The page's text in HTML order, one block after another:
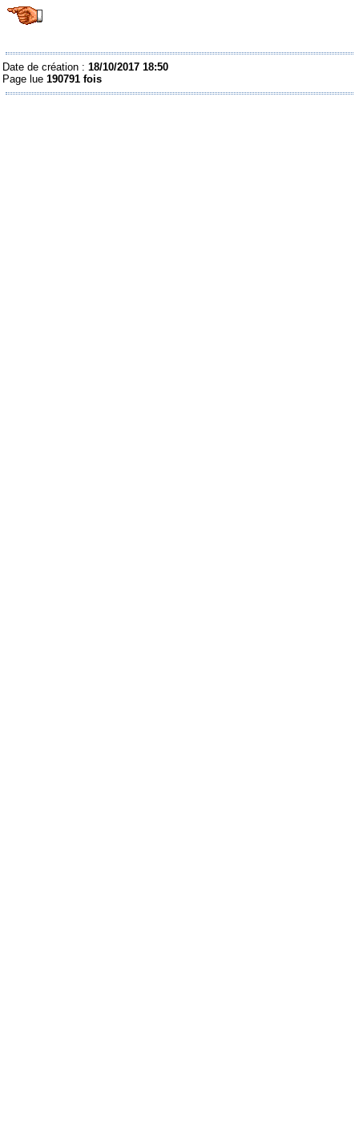
Date de création :18/10/2017 18:50
Page lue190791 fois